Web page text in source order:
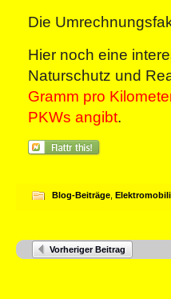
Die
Hier noch eine
Naturschutz und
Gramm pro
PKWs angibt.
Blog-Beiträge
Vorheriger Beitrag